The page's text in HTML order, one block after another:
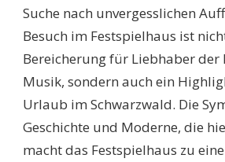
Suche nach unvergesslichen
Besuch im Festspielhaus ist
Bereicherung für Liebhaber der
Musik, sondern auch ein
Urlaub im Schwarzwald. Die
Geschichte und Moderne, die
macht das Festspielhaus zu